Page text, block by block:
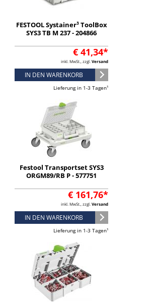
FESTOOL Systainer³ ToolBox
SYS3 TB M 237 - 204866
€ 41,34*
inkl. MwSt., zzgl. Versand
IN DEN WARENKORB
Lieferung in 1-3 Tagen¹
Festool Transportset SYS3
ORGM89/RB P - 577751
€ 161,76*
inkl. MwSt., zzgl. Versand
IN DEN WARENKORB
Lieferung in 1-3 Tagen¹